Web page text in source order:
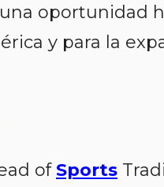
oportunidad
y para la
of Sports